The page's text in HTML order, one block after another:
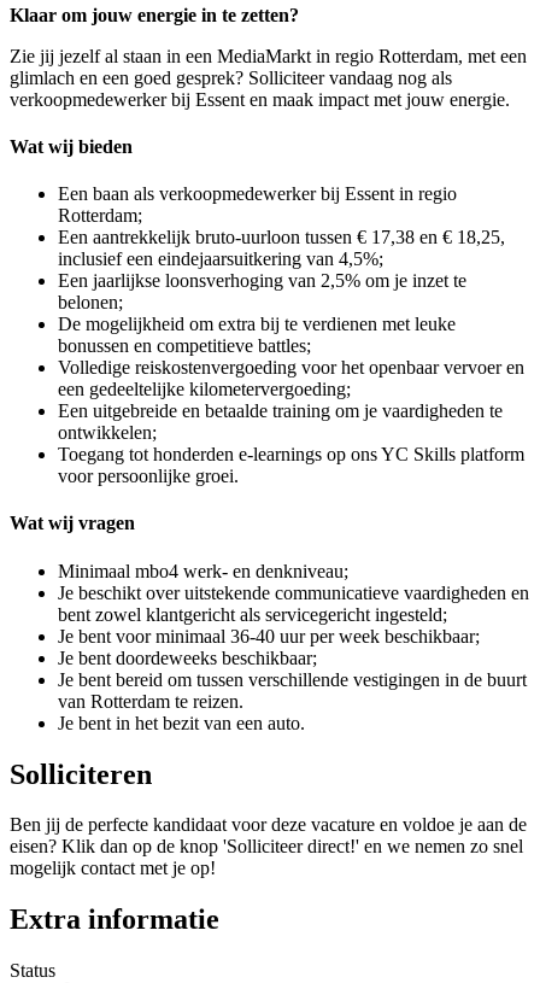
Klaar om jouw energie in te zetten?
Zie jij jezelf al staan in een MediaMarkt in regio Rotterdam, met een
glimlach en een goed gesprek? Solliciteer vandaag nog als
verkoopmedewerker bij Essent en maak impact met jouw energie.
Wat wij bieden
Een baan als verkoopmedewerker bij Essent in regio
Rotterdam;
Een aantrekkelijk bruto-uurloon tussen € 17,38 en € 18,25,
inclusief een eindejaarsuitkering van 4,5%;
Een jaarlijkse loonsverhoging van 2,5% om je inzet te
belonen;
De mogelijkheid om extra bij te verdienen met leuke
bonussen en competitieve battles;
Volledige reiskostenvergoeding voor het openbaar vervoer en
een gedeeltelijke kilometervergoeding;
Een uitgebreide en betaalde training om je vaardigheden te
ontwikkelen;
Toegang tot honderden e-learnings op ons YC Skills platform
voor persoonlijke groei.
Wat wij vragen
Minimaal mbo4 werk- en denkniveau;
Je beschikt over uitstekende communicatieve vaardigheden en
bent zowel klantgericht als servicegericht ingesteld;
Je bent voor minimaal 36-40 uur per week beschikbaar;
Je bent doordeweeks beschikbaar;
Je bent bereid om tussen verschillende vestigingen in de buurt
van Rotterdam te reizen.
Je bent in het bezit van een auto.
Solliciteren
Ben jij de perfecte kandidaat voor deze vacature en voldoe je aan de
eisen? Klik dan op de knop 'Solliciteer direct!' en we nemen zo snel
mogelijk contact met je op!
Extra informatie
Status